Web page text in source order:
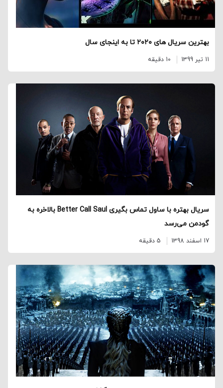
بهترین سریال های ۲۰۲۰ تا به اینجای سال
11 تیر 1399 10 دقیقه
سریال بهتره با ساول تماس بگیری Better Call Saul بالاخره به
گودمن می‌رسد
17 اسفند 1398 5 دقیقه